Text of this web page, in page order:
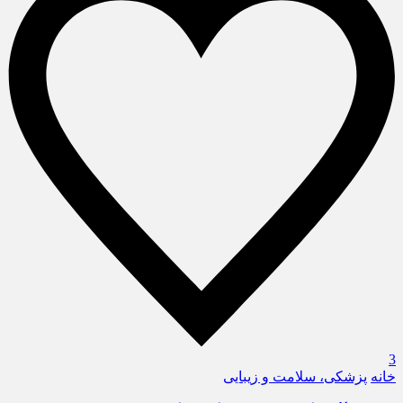
3
خانه پزشکی، سلامت و زیبایی